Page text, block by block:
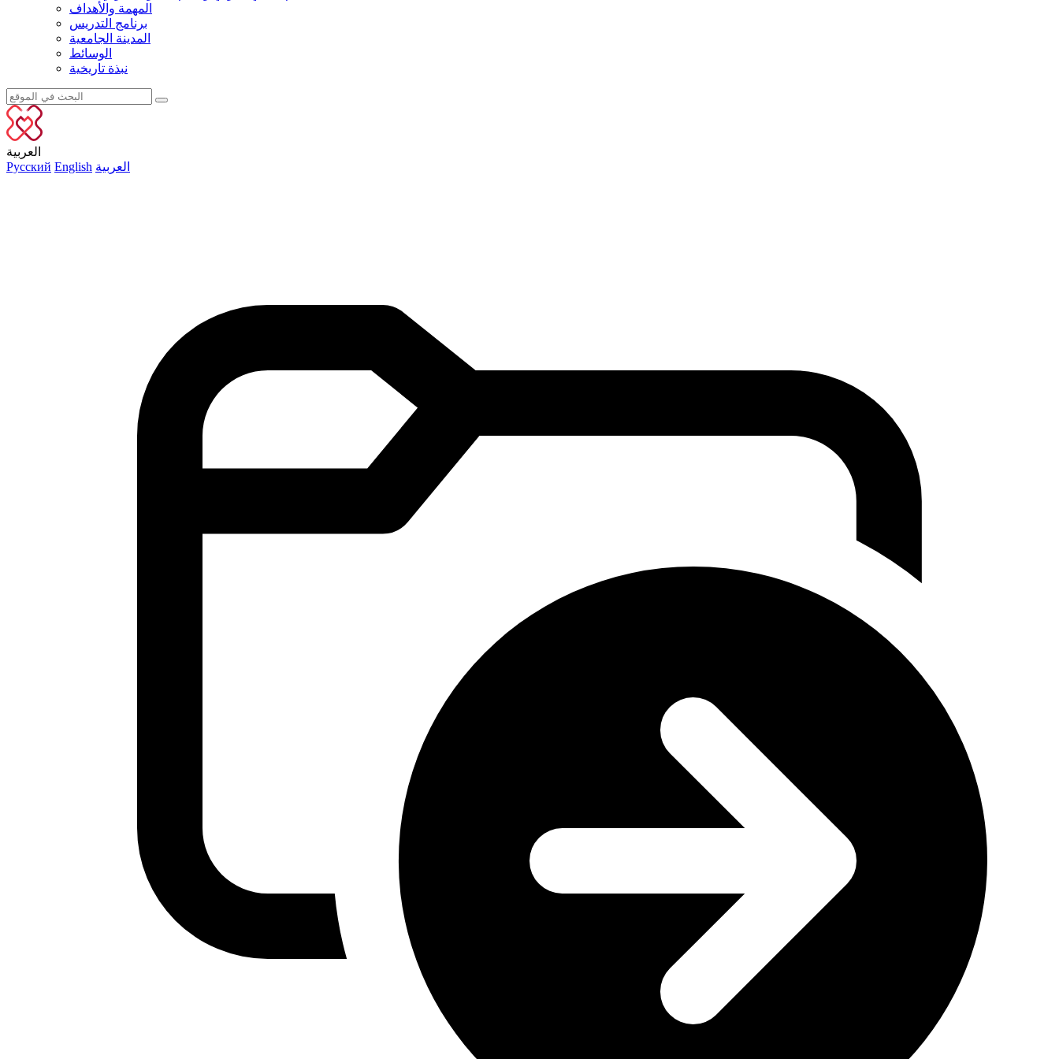
المهمة والأهداف
برنامج التدريس
المدينة الجامعية
الوسائط
نبذة تاريخية
العربية
Русский English العربية